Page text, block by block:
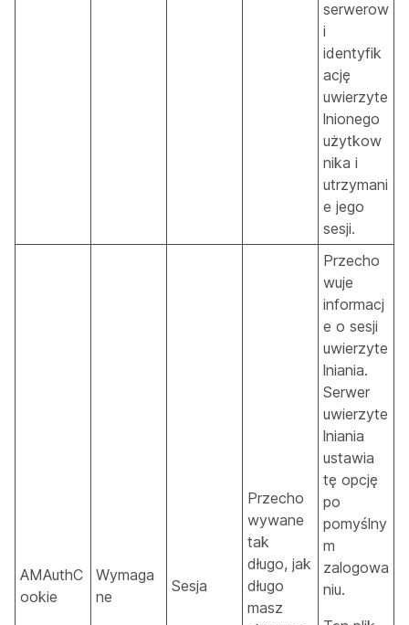
serwerow
i
identyfik
ację
uwierzyte
lnionego
użytkow
nika i
utrzymani
e jego
sesji.
AMAuthC
ookie
Wymaga
ne
Sesja
Przecho
wywane
tak
długo, jak
długo
masz
Przecho
wuje
informacj
e o sesji
uwierzyte
lniania.
Serwer
uwierzyte
lniania
ustawia
tę opcję
po
pomyślny
m
zalogowa
niu.